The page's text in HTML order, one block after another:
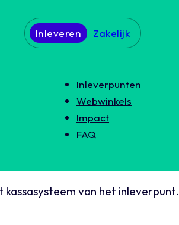
Inleveren Zakelijk
Inleverpunten
Webwinkels
Impact
FAQ
van het inleverpunt.